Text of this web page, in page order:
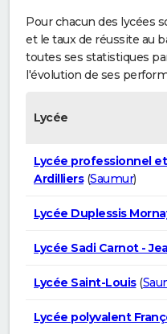
Pour chacun des lycées
et le taux de réussite au
toutes ses statistiques
l'évolution de ses
Lycée
Lycée professionnel
Ardilliers(Saumur)
Lycée Duplessis
Lycée Sadi Carnot -
Lycée Saint-Louis(
Lycée polyvalent